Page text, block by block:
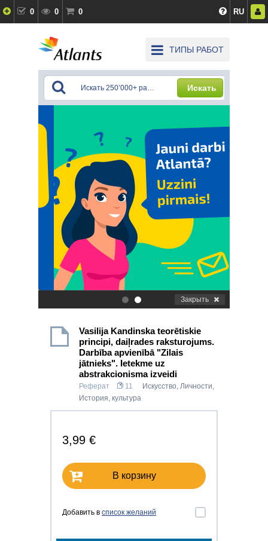
0 0 0 RU
ТИПЫ РАБОТ
Искать
. Закрыть
Vasilija Kandinska teorētiskie
principi, daiļrades raksturojums.
Darbība apvienībā "Zilais
jātnieks". Ietekme uz
abstrakcionisma izveidi
Реферат 11 Искусство, Личности,
История, культура
3,99 €
В корзину
Добавить в список желаний